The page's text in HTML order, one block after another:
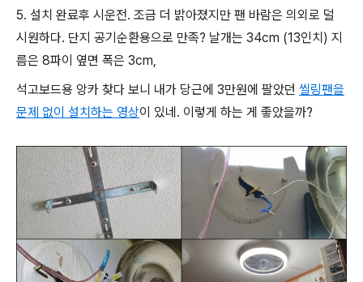
5. 설치 완료후 시운전. 조금 더 밝아졌지만 팬 바람은 의외로 덜
시원하다. 단지 공기순환용으로 만족? 날개는 34cm (13인치) 지
름은 8파이 옆면 폭은 3cm,
석고보드용 앙카 찾다 보니 내가 당근에 3만원에 팔았던 씰링팬을
문제 없이 설치하는 영상이 있네. 이렇게 하는 게 좋았을까?